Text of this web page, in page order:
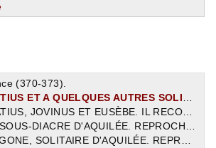
(370-373).
A THÉODOTIUS ET A QUELQUES AUTRES SOLITAIRES. IL SE RECOMMANDE A LEURS PRIÈRES.
A CHROMATIUS, JOVINUS ET EUSÈBE. IL RECOMMANDE SA SOEUR ET LUI A LEURS PRIÈRES.
A NICÉAS, SOUS-DIACRE D'AQUILÉE. REPROCHES SUR SON SILENCE.
A CHRYSOGONE, SOLITAIRE D'AQUILÉE. REPROCHES ÉGALEMENT SUR SON SILENCE.